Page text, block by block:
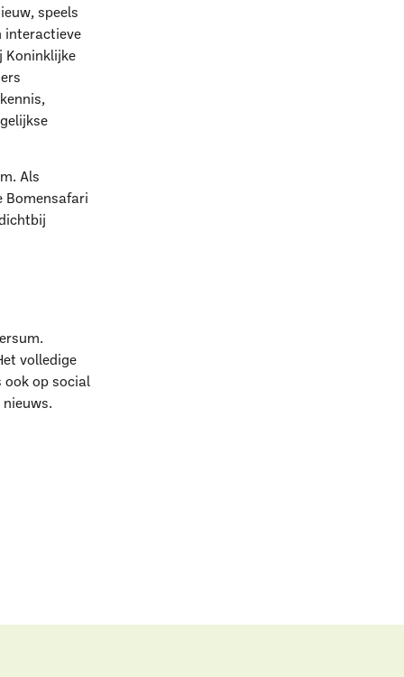
speels
interactieve
Koninklijke
Als
Bomensafari
volledige
ook op social